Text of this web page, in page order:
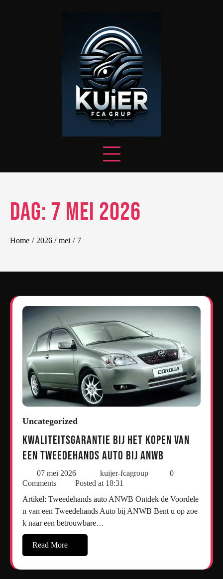
Dag: 7 mei 2026
Home 2026 mei 7
Uncategorized
Kwaliteitsgarantie bij het kopen van
een tweedehands auto bij ANWB
07 mei 2026 kuijer-fcagroup
0
Comments
Posted at 18:31
Artikel: Tweedehands auto ANWB Ontdek de Voordele
n van een Tweedehands Auto bij ANWB Bent u op zoe
k naar een betrouwbare…
Read More